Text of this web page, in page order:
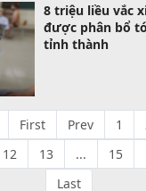
8 triệu liều vắc
được phân bổ
tỉnh thành
First Prev 1
12 13 ... 15
Last